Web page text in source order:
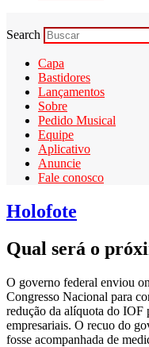
Search
Capa
Bastidores
Lançamentos
Sobre
Pedido Musical
Equipe
Aplicativo
Anuncie
Fale conosco
Holofote
Qual será o
O governo federal enviou
Congresso Nacional para
redução da alíquota do IOF
empresariais. O recuo do
fosse acompanhada de